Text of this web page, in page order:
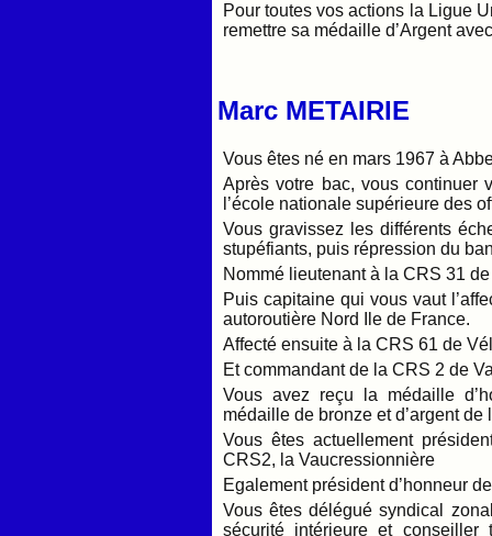
Pour toutes vos actions la Ligue
remettre sa médaille d’Argent
Marc METAIRIE
Vous êtes né en mars 1967 à
Après votre bac, vous continuer
l’école nationale supérieure des
Vous gravissez les différents
stupéfiants, puis répression du
Nommé lieutenant à la CRS 31
Puis capitaine qui vous vaut
autoroutière Nord Ile de France.
Affecté ensuite à la CRS 61 de
Et commandant de la CRS 2 de
Vous avez reçu la médaille
médaille de bronze et d’argent
Vous êtes actuellement
CRS2, la Vaucressionnière
Egalement président d’honneur
Vous êtes délégué syndical
sécurité intérieure et